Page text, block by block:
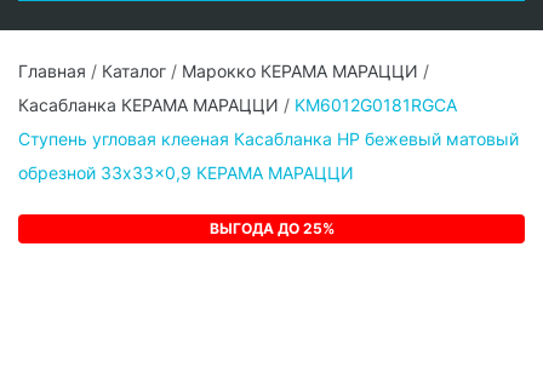
Главная / Каталог / Марокко КЕРАМА МАРАЦЦИ /
Касабланка КЕРАМА МАРАЦЦИ / KM6012G0181RGCA
Ступень угловая клееная Касабланка HP бежевый матовый
обрезной 33x33x0,9 КЕРАМА МАРАЦЦИ
ВЫГОДА ДО 25%